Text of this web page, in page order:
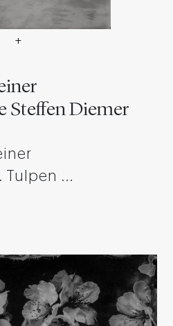
+
Steffen Diemer
Tulpen …